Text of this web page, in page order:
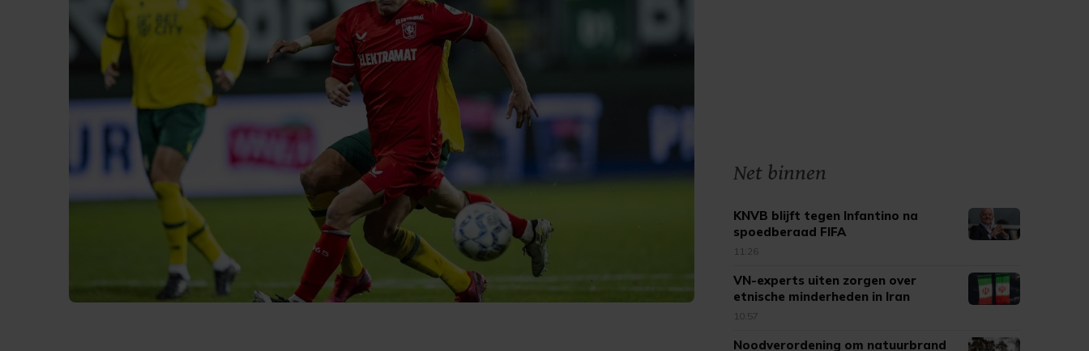
Net binnen
KNVB blijft tegen Infantino na
spoedberaad FIFA
11:26
VN-experts uiten zorgen over
etnische minderheden in Iran
10:57
Noodverordening om natuurbrand